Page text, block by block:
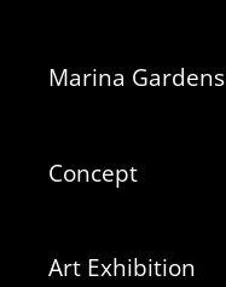
Marina Gardens
Concept
Art Exhibition